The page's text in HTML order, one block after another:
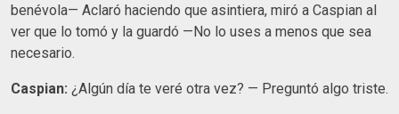
benévola— Aclaró haciendo que asintiera, miró a Caspian al
ver que lo tomó y la guardó —No lo uses a menos que sea
necesario.
Caspian: ¿Algún día te veré otra vez? — Preguntó algo triste.